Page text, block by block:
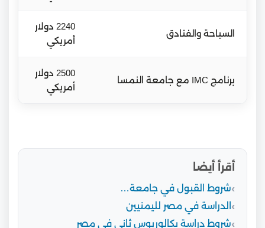
السياحة والفنادق
2240 دولار
أمريكي
برنامج IMC مع جامعة النمسا
2500 دولار
أمريكي
أقرأ أيضا
شروط القبول في جامعة…
الدراسة في مصر لليمنيين
شروط دراسة بكالوريوس ثاني في مصر